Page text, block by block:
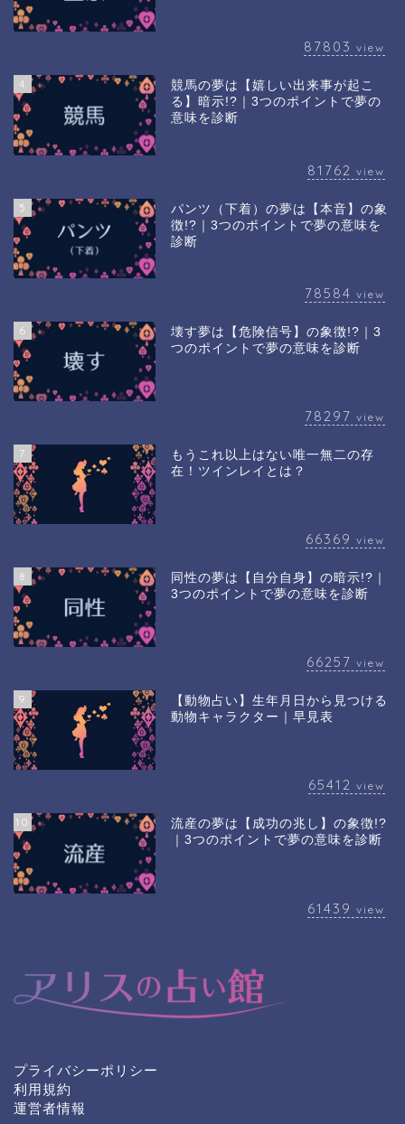
87803 view
4
競馬の夢は【嬉しい出来事が起こ
る】暗示!?｜3つのポイントで夢の
意味を診断
81762 view
5
パンツ（下着）の夢は【本音】の象
徴!?｜3つのポイントで夢の意味を
診断
78584 view
6
壊す夢は【危険信号】の象徴!?｜3
つのポイントで夢の意味を診断
78297 view
7
もうこれ以上はない唯一無二の存
在！ツインレイとは？
66369 view
8
同性の夢は【自分自身】の暗示!?｜
3つのポイントで夢の意味を診断
66257 view
9
【動物占い】生年月日から見つける
動物キャラクター｜早見表
65412 view
10
流産の夢は【成功の兆し】の象徴!?
｜3つのポイントで夢の意味を診断
61439 view
プライバシーポリシー
利用規約
運営者情報